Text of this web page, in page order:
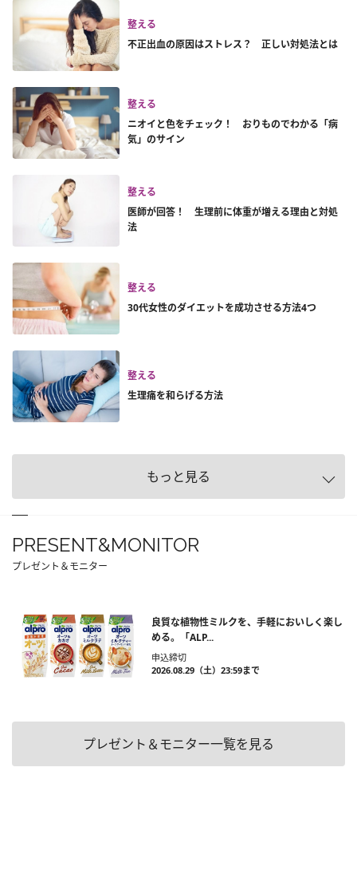
整える
不正出血の原因はストレス？ 正しい対処法とは
整える
ニオイと色をチェック！ おりものでわかる「病
気」のサイン
整える
医師が回答！ 生理前に体重が増える理由と対処
法
整える
30代女性のダイエットを成功させる方法4つ
整える
生理痛を和らげる方法
もっと見る
PRESENT&MONITOR
プレゼント＆モニター
良質な植物性ミルクを、手軽においしく楽し
める。「ALP...
申込締切
2026.08.29（土）23:59まで
プレゼント＆モニター一覧を見る